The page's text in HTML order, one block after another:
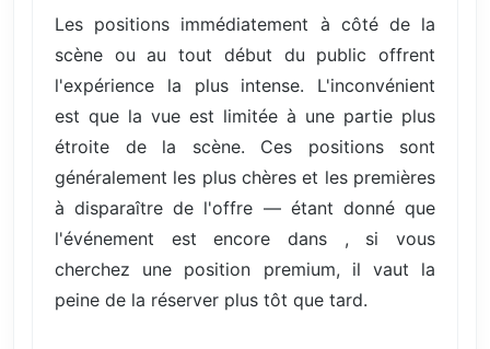
Les positions immédiatement à côté de la
scène ou au tout début du public offrent
l'expérience la plus intense. L'inconvénient
est que la vue est limitée à une partie plus
étroite de la scène. Ces positions sont
généralement les plus chères et les premières
à disparaître de l'offre — étant donné que
l'événement est encore dans , si vous
cherchez une position premium, il vaut la
peine de la réserver plus tôt que tard.